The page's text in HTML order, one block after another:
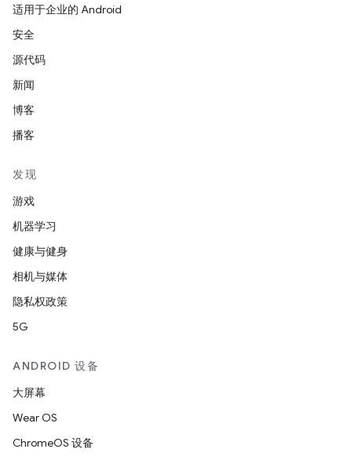
适用于企业的 Android
安全
源代码
新闻
博客
播客
发现
游戏
机器学习
健康与健身
相机与媒体
隐私权政策
5G
ANDROID 设备
大屏幕
Wear OS
ChromeOS 设备